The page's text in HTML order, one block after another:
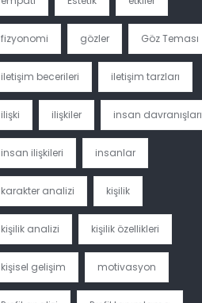
fizyonomi gözler Göz Teması
iletişim becerileri iletişim tarzları
ilişki ilişkiler insan davranışları
insan ilişkileri insanlar
karakter analizi kişilik
kişilik analizi kişilik özellikleri
kişisel gelişim motivasyon